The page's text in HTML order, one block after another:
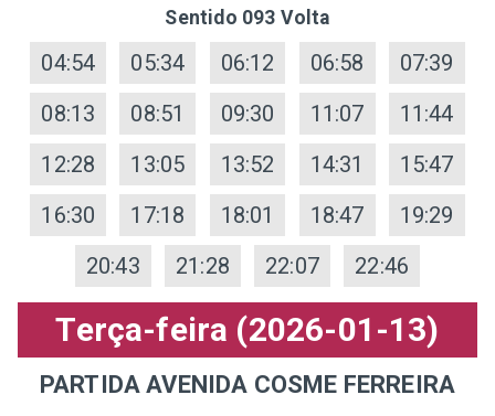
Sentido 093 Volta
04:54 05:34 06:12 06:58
07:39
08:13
08:51 09:30 11:07
11:44
12:28
13:05 13:52 14:31
15:47
16:30
17:18 18:01 18:47
19:29
20:43
21:28 22:07 22:46
Terça-feira (2026-01-13)
PARTIDA AVENIDA COSME FERREIRA